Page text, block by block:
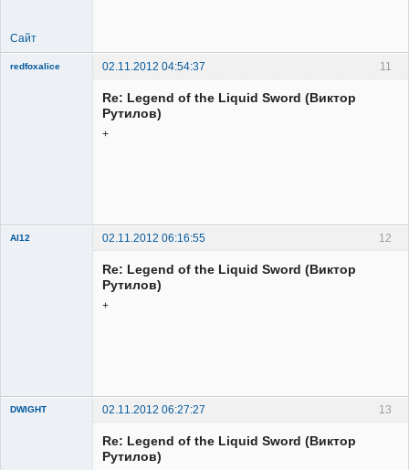
Сайт
11
redfoxalice 02.11.2012 04:54:37
Re: Legend of the Liquid Sword (Виктор
Рутилов)
+
12
Al12
02.11.2012 06:16:55
Re: Legend of the Liquid Sword (Виктор
Рутилов)
+
13
DWIGHT 02.11.2012 06:27:27
Re: Legend of the Liquid Sword (Виктор
Рутилов)